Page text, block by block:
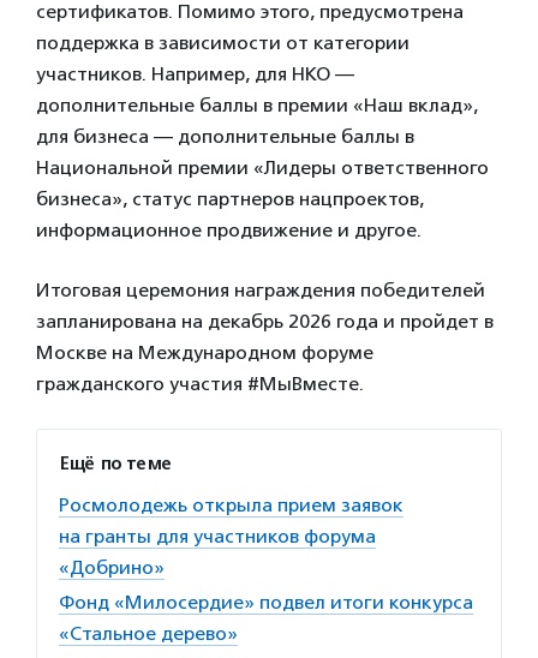
сертификатов. Помимо этого, предусмотрена
поддержка в зависимости от категории
участников. Например, для НКО —
дополнительные баллы в премии «Наш вклад»,
для бизнеса — дополнительные баллы в
Национальной премии «Лидеры ответственного
бизнеса», статус партнеров нацпроектов,
информационное продвижение и другое.
Итоговая церемония награждения победителей
запланирована на декабрь 2026 года и пройдет в
Москве на Международном форуме
гражданского участия #МыВместе.
Ещё по теме
Росмолодежь открыла прием заявок
на гранты для участников форума
«Добрино»
Фонд «Милосердие» подвел итоги конкурса
«Стальное дерево»